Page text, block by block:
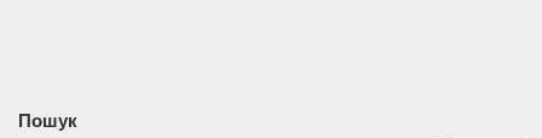
Пошук